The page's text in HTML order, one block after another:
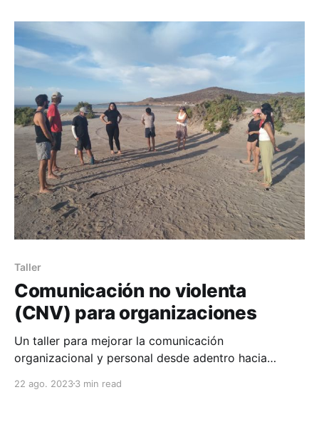
crecimiento personal, fortalecimiento del tejido
comunitario y regeneración del planeta. 🧘🏾‍♀️🫂🌎 *
Compartimos
Taller
Comunicación no violenta
(CNV) para organizaciones
Un taller para mejorar la comunicación
organizacional y personal desde adentro hacia
22 ago. 20233 min read